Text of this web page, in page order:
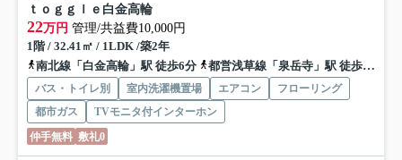
ｔｏｇｇｌｅ白金高輪
22万円 管理/共益費10,000円
1階 / 32.41㎡ / 1LDK /築2年
南北線「白金高輪」駅 徒歩6分
都営浅草線「泉岳寺」駅 徒歩14分
バス・トイレ別 室内洗濯機置場 エアコン
フローリング
都市ガス
TVモニタ付インターホン
仲手無料 敷礼0